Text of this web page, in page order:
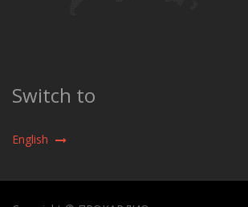
Switch to
English